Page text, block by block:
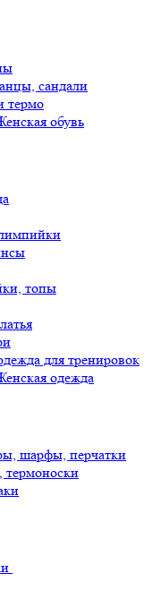
сандали
термо
обувь
топы
для тренировок
одежда
шарфы, перчатки
термоноски